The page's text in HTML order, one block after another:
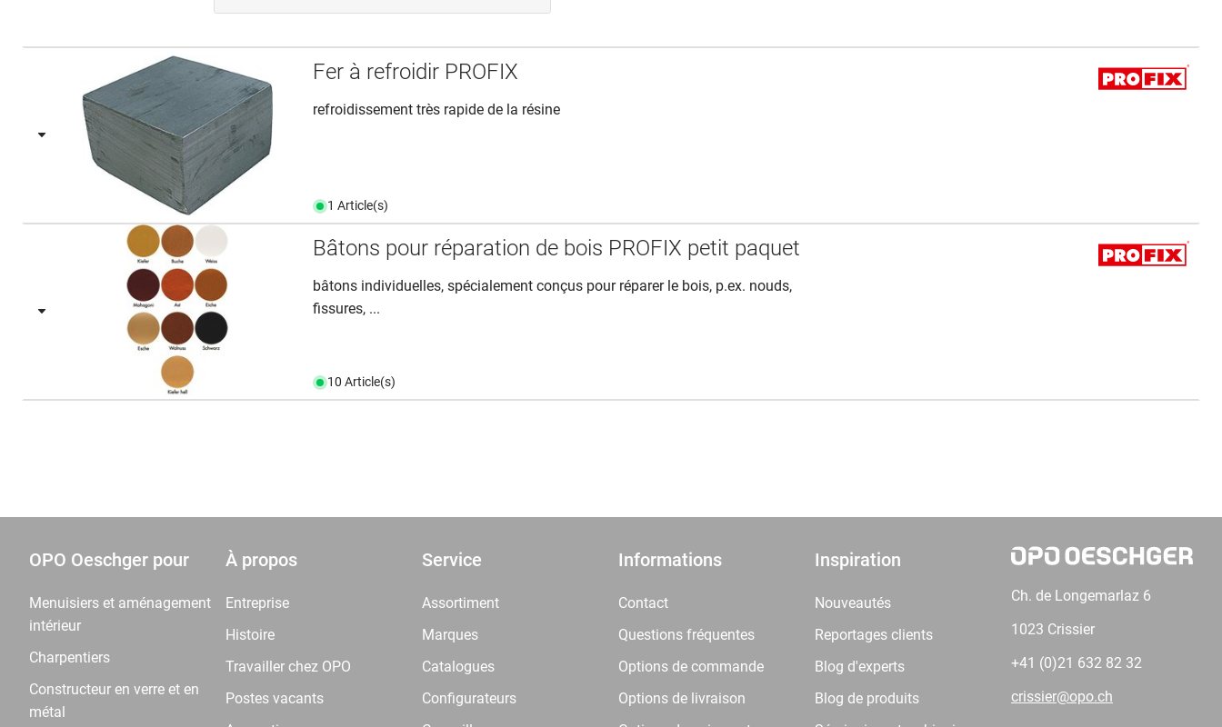
Fer à refroidir PROFIX
refroidissement très rapide de la résine
1 Article(s)
Bâtons pour réparation de bois PROFIX petit paquet
bâtons individuelles, spécialement conçus pour réparer le bois, p.ex. nouds,
fissures, ...
10 Article(s)
OPO Oeschger pour
Menuisiers et aménagement
intérieur
Charpentiers
Constructeur en verre et en
métal
À propos
Entreprise
Histoire
Travailler chez OPO
Postes vacants
Service
Assortiment
Marques
Catalogues
Configurateurs
Informations
Contact
Questions fréquentes
Options de commande
Options de livraison
Inspiration
Nouveautés
Reportages clients
Blog d'experts
Blog de produits
Ch. de Longemarlaz 6
1023 Crissier
+41 (0)21 632 82 32
crissier@opo.ch